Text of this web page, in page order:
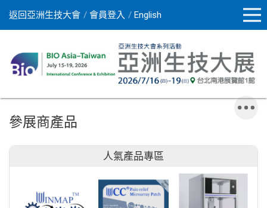
返回亞洲生技大會 會員登入 English
參展商產品
人氣產品專區